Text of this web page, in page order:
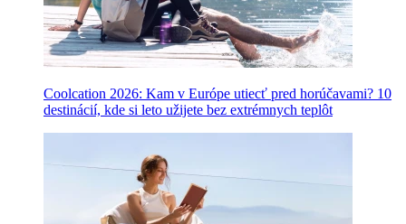
Coolcation 2026: Kam v Európe utiecť pred horúčavami? 10
destinácií, kde si leto užijete bez extrémnych teplôt